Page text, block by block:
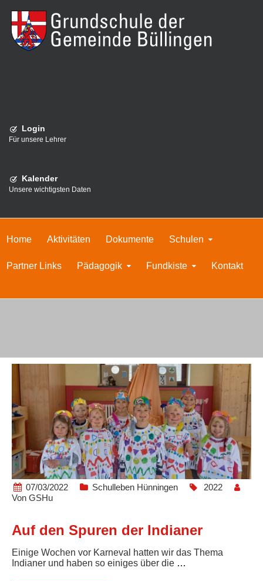
Login
Für unsere Lehrer
Kalender
Unsere wichtigsten Daten
Home Aktivitäten Dokumente Schulen
Partner Links Pädagogik Fundkiste Kontakt
07/03/2022 Schulleben Hünningen
2022
Von GSHu
Auf den Spuren der Indianer
Einige Wochen vor Karneval hatten wir das Thema
Indianer und haben so einiges über die …